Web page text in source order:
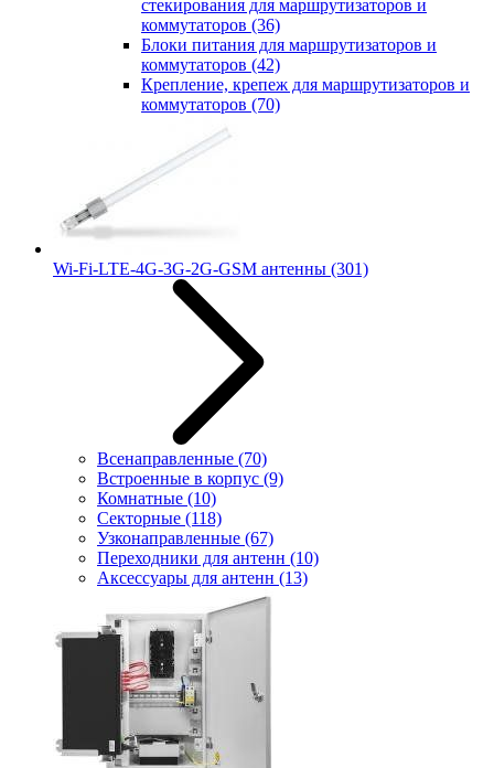
стекирования для маршрутизаторов и
коммутаторов (36)
Блоки питания для маршрутизаторов и
коммутаторов (42)
Крепление, крепеж для маршрутизаторов и
коммутаторов (70)
Wi-Fi-LTE-4G-3G-2G-GSM антенны (301)
Всенаправленные (70)
Встроенные в корпус (9)
Комнатные (10)
Секторные (118)
Узконаправленные (67)
Переходники для антенн (10)
Аксессуары для антенн (13)